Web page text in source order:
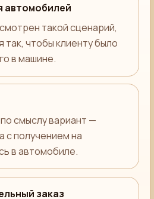
автомобилей
такой сценарий,
так, чтобы клиенту было
в машине.
смыслу вариант —
с получением на
в автомобиле.
заказ